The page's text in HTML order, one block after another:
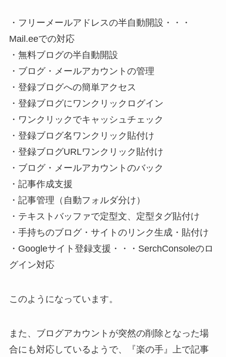
・フリーメールアドレスの半自動開設・・・
Mail.eeでの対応
・無料ブログの半自動開設
・ブログ・メールアカウントの管理
・登録ブログへの簡単アクセス
・登録ブログにワンクリックログイン
・ワンクリックでキャッシュチェック
・登録ブログ名ワンクリック貼付け
・登録ブログURLワンクリック貼付け
・ブログ・メールアカウントのバック
・記事作成支援
・記事管理（自動フォルダ分け）
・テキストバッファで定型文、定型タグ貼付け
・手持ちのブログ・サイトのリンク生成・貼付け
・Googleサイト登録支援・・・SerchConsoleのロ
グイン対応
このようになっています。
また、ブログアカウントが突然の削除となった場
合にも対応しているようで、『楽の手』上で記事